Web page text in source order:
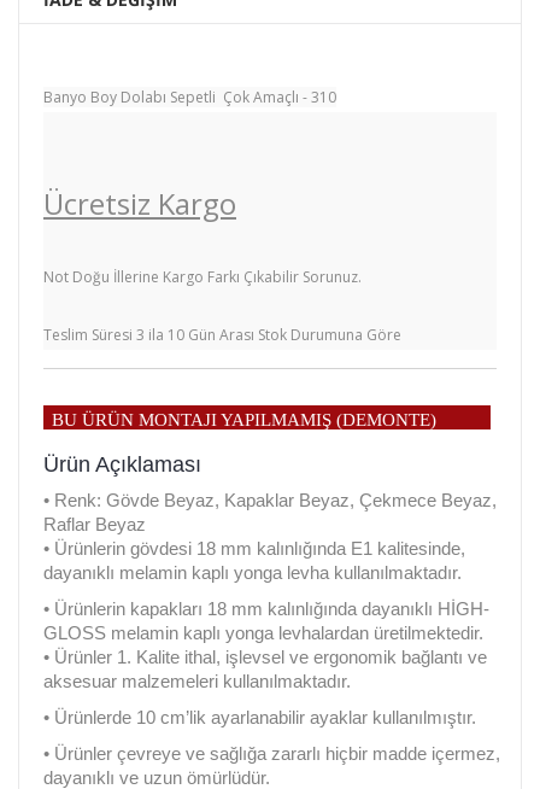
Banyo Boy Dolabı Sepetli Çok Amaçlı - 310
Ücretsiz Kargo
Not Doğu İllerine Kargo Farkı Çıkabilir Sorunuz.
Teslim Süresi 3 ila 10 Gün Arası Stok Durumuna Göre
BU ÜRÜN MONTAJI YAPILMAMIŞ (DEMONTE)
Ürün Açıklaması
• Renk: Gövde Beyaz, Kapaklar Beyaz, Çekmece Beyaz,
Raflar Beyaz
• Ürünlerin gövdesi 18 mm kalınlığında E1 kalitesinde,
dayanıklı melamin kaplı yonga levha kullanılmaktadır.
• Ürünlerin kapakları 18 mm kalınlığında dayanıklı HİGH-
GLOSS melamin kaplı yonga levhalardan üretilmektedir.
• Ürünler 1. Kalite ithal, işlevsel ve ergonomik bağlantı ve
aksesuar malzemeleri kullanılmaktadır.
• Ürünlerde 10 cm’lik ayarlanabilir ayaklar kullanılmıştır.
• Ürünler çevreye ve sağlığa zararlı hiçbir madde içermez,
dayanıklı ve uzun ömürlüdür.